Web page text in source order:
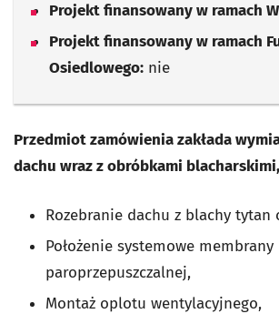
Projekt finansowany w ramach
Projekt finansowany w ramach
Osiedlowego: nie
Przedmiot zamówienia zakłada
dachu wraz z obróbkami
Rozebranie dachu z blachy tytan
Położenie systemowe membrany
paroprzepuszczalnej,
Montaż oplotu wentylacyjnego,